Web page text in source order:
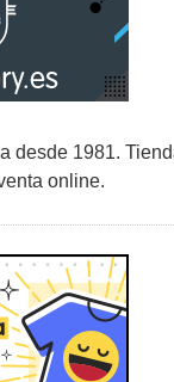
desde 1981.
online.